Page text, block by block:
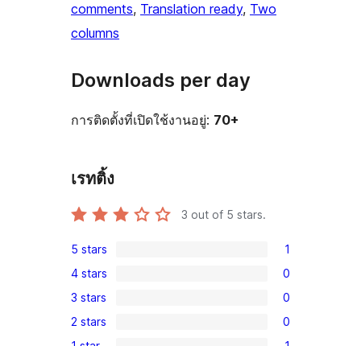
comments, Translation ready, Two
columns
Downloads per day
การติดตั้งที่เปิดใช้งานอยู่: 70+
เรทติ้ง
3 out of 5 stars.
1
5-
star
review
5 stars 1
0
4-
star
4 stars 0
0
3-
3 stars 0
0
2 stars
0